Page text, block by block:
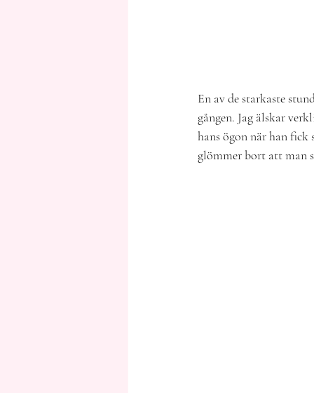
En av de starkaste
gången. Jag älskar
hans ögon när han fick
glömmer bort att man